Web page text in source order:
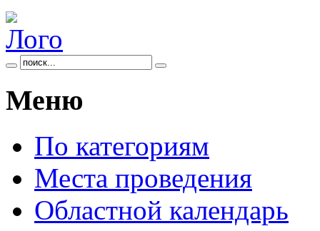
Меню
По категориям
Места проведения
Областной календарь